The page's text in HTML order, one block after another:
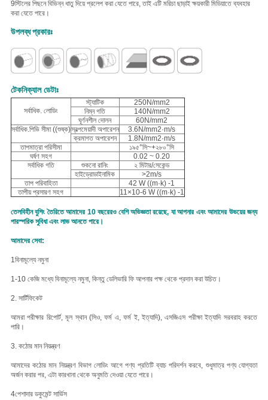
9স্টিলের পিছনে বিভিন্ন ধাতু দিয়ে প্রলেপ করা যেতে পারে, তাই এটি মরিচা ছাড়াই ক্ষয়কারী মিডিয়াতে ব্যবহার
করা যেতে পারে।
উপলব্ধ প্রকারঃ
টেকনিক্যাল ডেটাঃ
সর্বাধিক. লোডিং
স্ট্যাটিক
250N/mm2
নিম্ন গতি
140N/mm2
ঘূর্ণনশীল দোলন
60N/mm2
সর্বাধিক.পিভি সীমা ((শুষ্ক)স্বল্পমেয়াদী অপারেশন
3.6N/mm2·m/s
ক্রমাগত অপারেশন
1.8N/mm2·m/s
তাপমাত্রা পরিসীমা
১৯৫°সি~+২৮০°সি
ঘর্ষণ সহগ
0.02 ~ 0.20
সর্বাধিক গতি
শুকনো রানিং
২ মিটার/সেকেন্ড
হাইড্রোডাইনামিক
>2m/s
তাপ পরিবাহিতা
42 W ((m·k) -1
তাপীয় প্রসারণ সহগ
11×10-6 W ((m·k) -1
তেলবিহীন বুশিং তৈরিতে আমাদের 10 বছরেরও বেশি অভিজ্ঞতা রয়েছে, যা আপনার এবং আমাদের উভয়ের জন্য
পারস্পরিক সুবিধা এবং লাভ আনতে পারে।
আমাদের সেবা:
1বিনামূল্যে নমুনা
1-10 কেজি মধ্যে বিনামূল্যে নমুনা, কিন্তু ডেলিভারি ফি আপনার পক্ষ থেকে প্রদান করা উচিত।
2. সার্টিফিকেট
আমরা পরীক্ষার রিপোর্ট, মূল স্থান (সিও, ফর্ম এ, ফর্ম ই, ইত্যাদি), এসজিএস পরীক্ষা ইত্যাদি সরবরাহ করতে
পারি।
3. কঠোর মান নিয়ন্ত্রণ
আমাদের কঠোর মান নিয়ন্ত্রণ বিভাগ লোডিং আগে পণ্য প্রতিটি ব্যাচ পরিদর্শন করবে, শুধুমাত্র পণ্য যোগ্যতা
অর্জন করার পর, এটা কারখানা থেকে অনুমতি দেওয়া যেতে পারে।
4পেশাদার ডকুমেন্ট সার্ভিস